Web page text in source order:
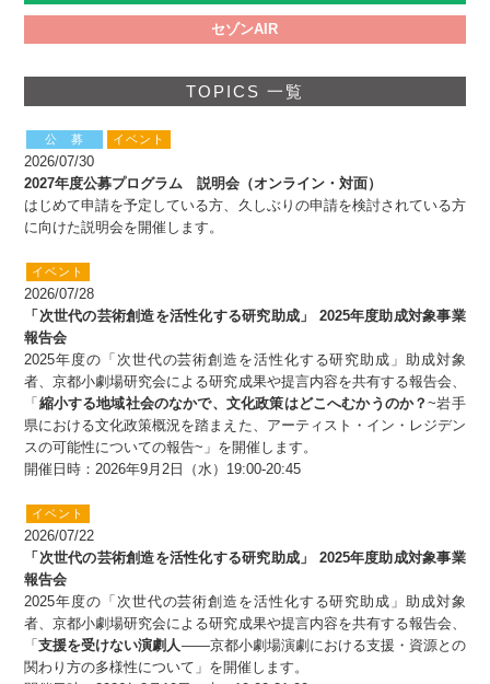
セゾンAIR
TOPICS 一覧
公 募 イベント
2026/07/30
2027年度公募プログラム 説明会（オンライン・対面）
はじめて申請を予定している方、久しぶりの申請を検討されている方
に向けた説明会を開催します。
イベント
2026/07/28
「次世代の芸術創造を活性化する研究助成」 2025年度助成対象事業
報告会
2025年度の「次世代の芸術創造を活性化する研究助成」助成対象
者、京都小劇場研究会による研究成果や提言内容を共有する報告会、
「 縮小する地域社会のなかで、文化政策はどこへむかうのか？~岩手
県における文化政策概況を踏まえた、アーティスト・イン・レジデン
スの可能性についての報告~」を開催します。
開催日時：2026年9月2日（水）19:00-20:45
イベント
2026/07/22
「次世代の芸術創造を活性化する研究助成」 2025年度助成対象事業
報告会
2025年度の「次世代の芸術創造を活性化する研究助成」助成対象
者、京都小劇場研究会による研究成果や提言内容を共有する報告会、
「支援を受けない演劇人 ――京都小劇場演劇における支援・資源との
関わり方の多様性について」を開催します。